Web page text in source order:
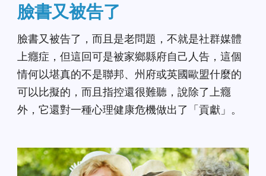
臉書又被告了
臉書又被告了，而且是老問題，不就是社群媒體
上癮症，但這回可是被家鄉縣府自己人告，這個
情何以堪真的不是聯邦、州府或英國歐盟什麼的
可以比擬的，而且指控還很難聽，說除了上癮
外，它還對一種心理健康危機做出了「貢獻」。